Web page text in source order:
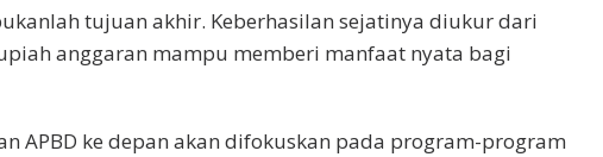
tujuan akhir. Keberhasilan sejatinya diukur dari
anggaran mampu memberi manfaat nyata bagi
APBD ke depan akan difokuskan pada program-program